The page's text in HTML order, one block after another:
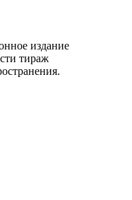
издание
тираж